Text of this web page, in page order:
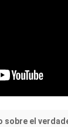
sobre el